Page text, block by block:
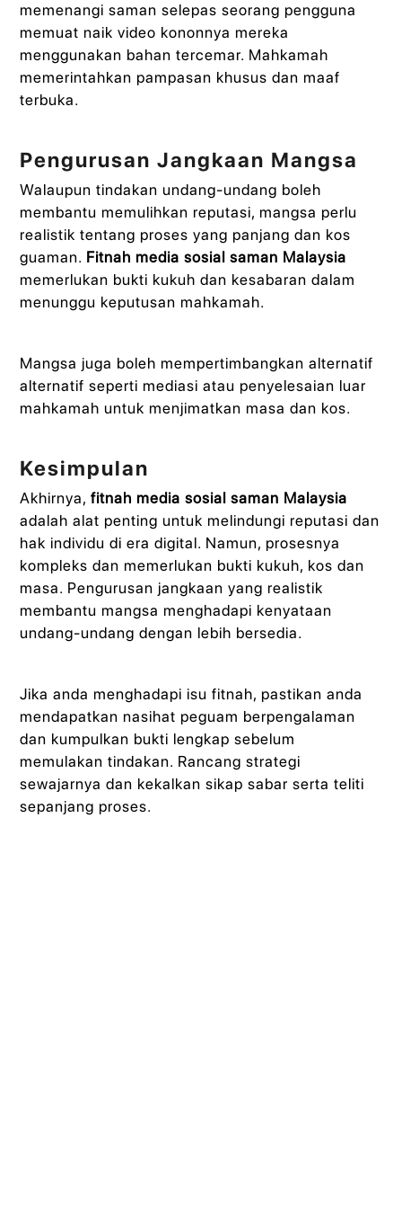
memenangi saman selepas seorang pengguna
memuat naik video kononnya mereka
menggunakan bahan tercemar. Mahkamah
memerintahkan pampasan khusus dan maaf
terbuka.
Pengurusan Jangkaan Mangsa
Walaupun tindakan undang-undang boleh
membantu memulihkan reputasi, mangsa perlu
realistik tentang proses yang panjang dan kos
guaman. Fitnah media sosial saman Malaysia
memerlukan bukti kukuh dan kesabaran dalam
menunggu keputusan mahkamah.
Mangsa juga boleh mempertimbangkan alternatif
alternatif seperti mediasi atau penyelesaian luar
mahkamah untuk menjimatkan masa dan kos.
Kesimpulan
Akhirnya,fitnah media sosial saman Malaysia
adalah alat penting untuk melindungi reputasi dan
hak individu di era digital. Namun, prosesnya
kompleks dan memerlukan bukti kukuh, kos dan
masa. Pengurusan jangkaan yang realistik
membantu mangsa menghadapi kenyataan
undang-undang dengan lebih bersedia.
Jika anda menghadapi isu fitnah, pastikan anda
mendapatkan nasihat peguam berpengalaman
dan kumpulkan bukti lengkap sebelum
memulakan tindakan. Rancang strategi
sewajarnya dan kekalkan sikap sabar serta teliti
sepanjang proses.